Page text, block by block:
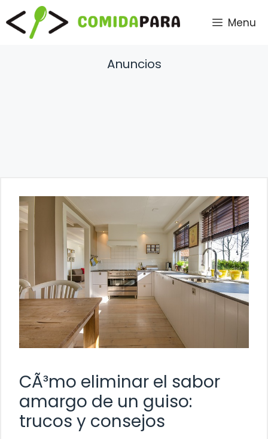
Saltar
al
contenido
Menu
Anuncios
CÃ³mo eliminar el sabor
amargo de un guiso:
trucos y consejos